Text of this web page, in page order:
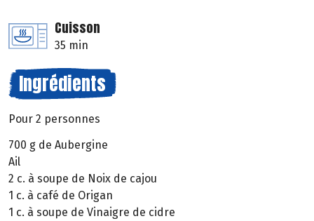
Cuisson
35 min
Ingrédients
Pour 2 personnes
700 g de Aubergine
Ail
2 c. à soupe de Noix de cajou
1 c. à café de Origan
1 c. à soupe de Vinaigre de cidre